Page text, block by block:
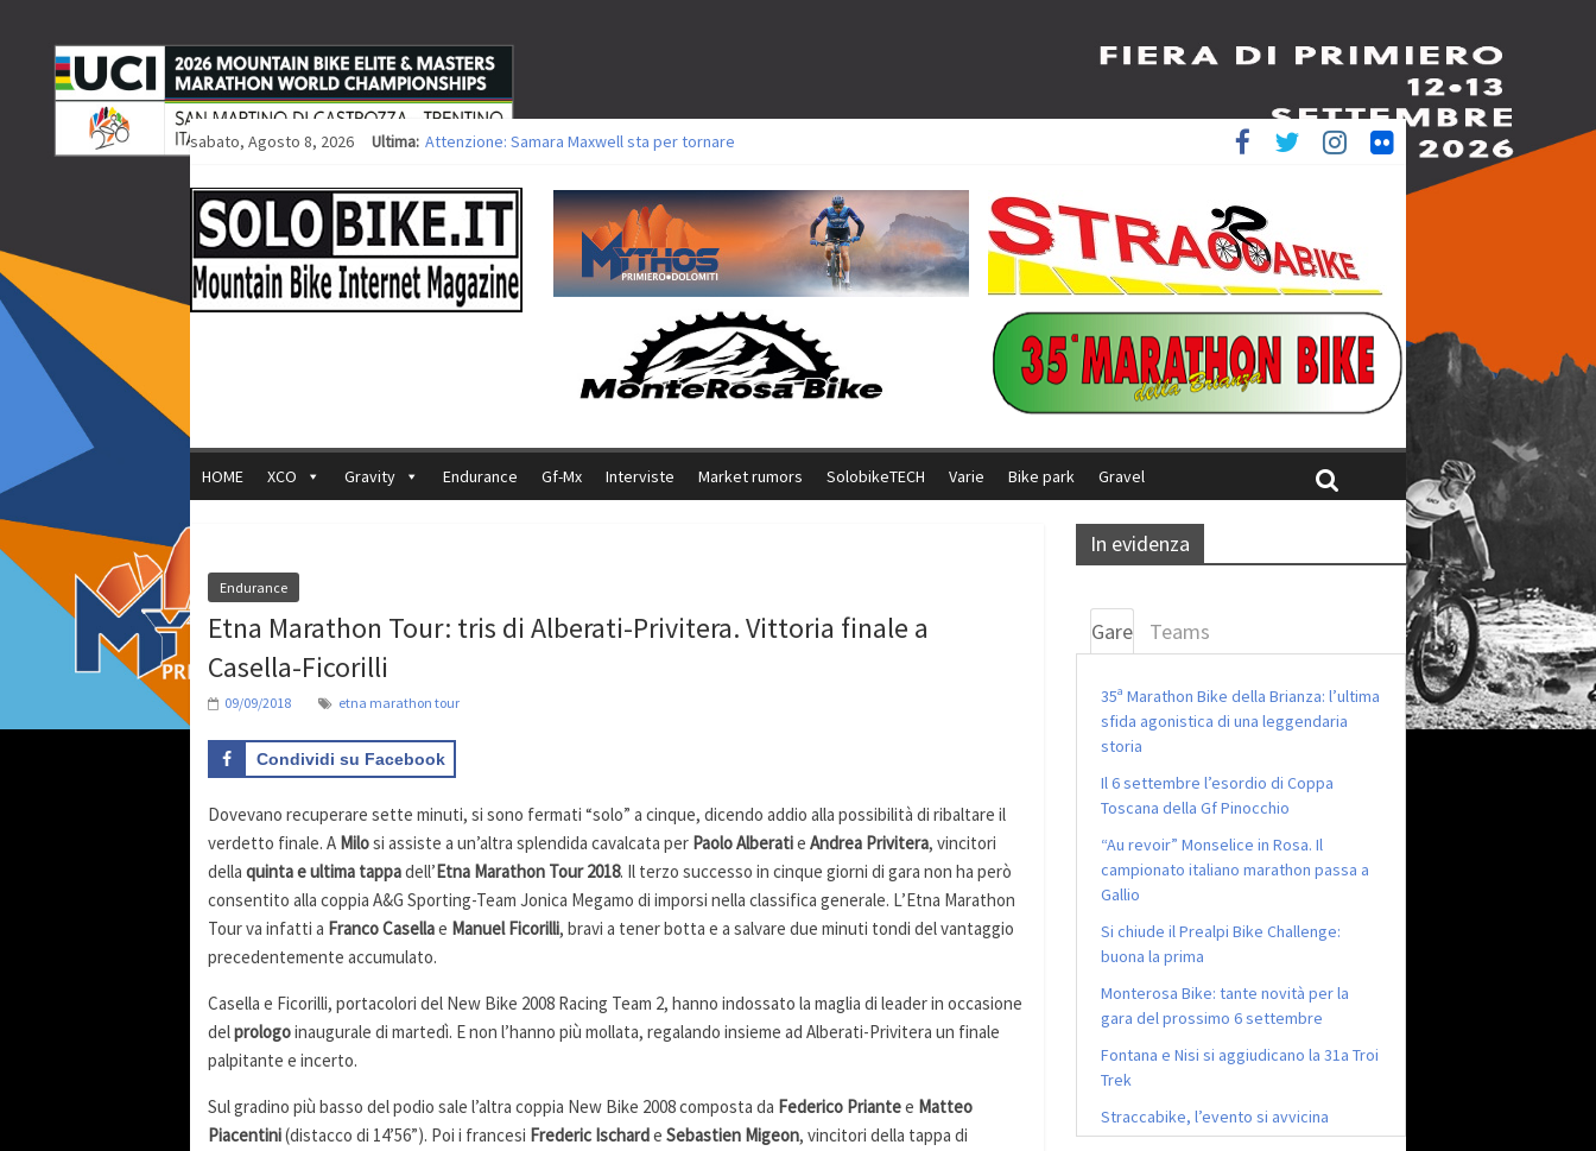
sabato, Agosto 8, 2026 Ultima: Attenzione: Samara Maxwell sta per tornare
Europei XCO: vittorie per Ghibaudo, Grossmann e Gallis. Signorelli 5^ la migliore tra gli italiani
35ª Marathon Bike della Brianza: l’ultima sfida agonistica di una leggendaria storia
Europei MTB: il Team Relay firma il secondo argento azzurro a Monteceneri
HOME XCO Gravity Endurance Gf-Mx Interviste Market rumors SolobikeTECH Varie Bike park Gravel
Endurance
Etna Marathon Tour: tris di Alberati-Privitera. Vittoria finale a
Casella-Ficorilli
09/09/2018 etna marathon tour
Condividi su Facebook
Dovevano recuperare sette minuti, si sono fermati “solo” a cinque, dicendo addio alla possibilità di ribaltare il
verdetto finale. A Milosi assiste a un’altra splendida cavalcata per Paolo Alberatie Andrea Privitera, vincitori
della quinta e ultima tappadell’Etna Marathon Tour 2018. Il terzo successo in cinque giorni di gara non ha però
consentito alla coppia A&G Sporting-Team Jonica Megamo di imporsi nella classifica generale. L’Etna Marathon
Tour va infatti a Franco Casellae Manuel Ficorilli, bravi a tener botta e a salvare due minuti tondi del vantaggio
precedentemente accumulato.
Casella e Ficorilli, portacolori del New Bike 2008 Racing Team 2, hanno indossato la maglia di leader in occasione
delprologoinaugurale di martedì. E non l’hanno più mollata, regalando insieme ad Alberati-Privitera un finale
palpitante e incerto.
Sul gradino più basso del podio sale l’altra coppia New Bike 2008 composta da Federico Priantee Matteo
Piacentini(distacco di 14’56”). Poi i francesi Frederic Ischarde Sebastien Migeon, vincitori della tappa di
In evidenza
Gare Teams
35ª Marathon Bike della Brianza: l’ultima
sfida agonistica di una leggendaria
storia
Il 6 settembre l’esordio di Coppa
Toscana della Gf Pinocchio
“Au revoir” Monselice in Rosa. Il
campionato italiano marathon passa a
Gallio
Si chiude il Prealpi Bike Challenge:
buona la prima
Monterosa Bike: tante novità per la
gara del prossimo 6 settembre
Fontana e Nisi si aggiudicano la 31a Troi
Trek
Straccabike, l’evento si avvicina